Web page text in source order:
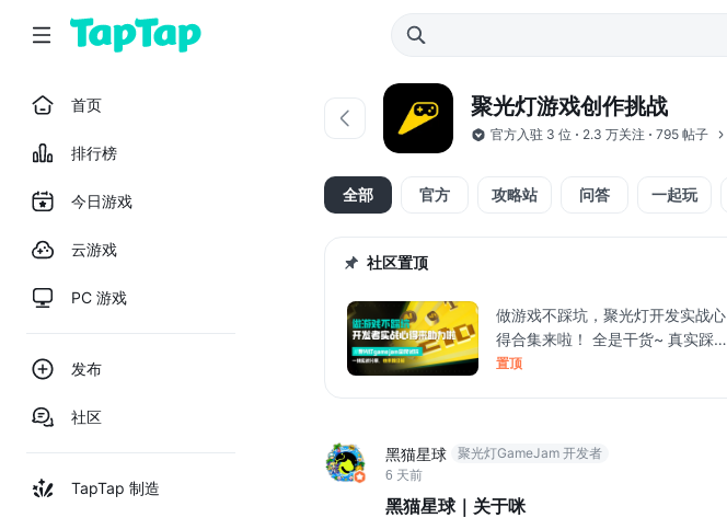
首页
排行榜
今日游戏
云游戏
PC 游戏
发布
社区
TapTap 制造
聚光灯游戏创作挑战
官方入驻 3 位 2.3 万关注 795 帖子
全部 官方 攻略站 问答 一起玩
社区置顶
做游戏不踩坑，聚光灯开发实战心
得合集来啦！ 全是干货~ 真实踩
坑 × 项目复盘 × AI 工具 × 美术视
开发心得：有踩坑复盘、有项目决
AI 工具等各个环节的实战经验。
置顶
黑猫星球 聚光灯GameJam 开发者
6 天前
黑猫星球｜关于咪